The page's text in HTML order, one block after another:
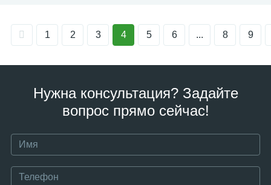
1 2 3 4 5 6 ... 8 9
Нужна консультация? Задайте
вопрос прямо сейчас!